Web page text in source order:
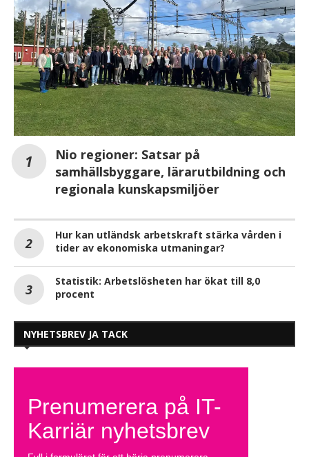
Nio regioner: Satsar på
samhällsbyggare, lärarutbildning och
regionala kunskapsmiljöer
Hur kan utländsk arbetskraft stärka vården i
tider av ekonomiska utmaningar?
Statistik: Arbetslösheten har ökat till 8,0
procent
NYHETSBREV JA TACK